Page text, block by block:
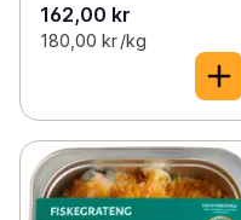
162,00 kr
180,00 kr /kg